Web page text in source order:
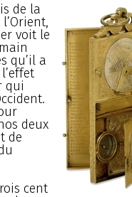
de la
voit le
qu’il a
qui
deux
de
cent